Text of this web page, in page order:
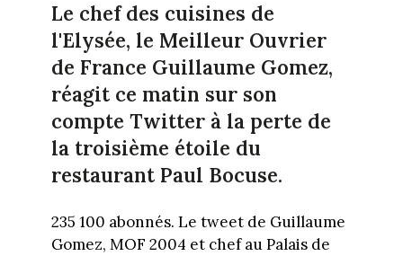
Le chef des cuisines de
l'Elysée, le Meilleur Ouvrier
de France Guillaume Gomez,
réagit ce matin sur son
compte Twitter à la perte de
la troisième étoile du
restaurant Paul Bocuse.
235 100 abonnés. Le tweet de Guillaume
Gomez, MOF 2004 et chef au Palais de